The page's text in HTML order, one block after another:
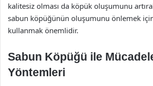
kalitesiz olması da köpük oluşumunu
sabun köpüğünün oluşumunu önlemek
kullanmak önemlidir.
Sabun Köpüğü ile
Yöntemleri